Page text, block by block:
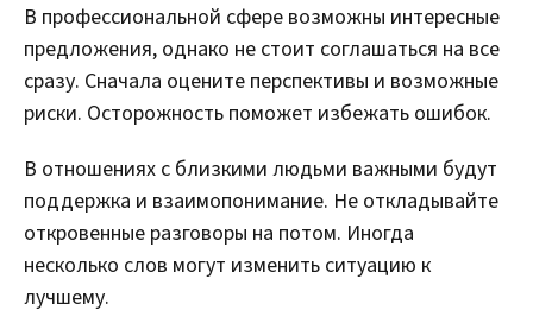
В профессиональной сфере возможны интересные
предложения, однако не стоит соглашаться на все
сразу. Сначала оцените перспективы и возможные
риски. Осторожность поможет избежать ошибок.
В отношениях с близкими людьми важными будут
поддержка и взаимопонимание. Не откладывайте
откровенные разговоры на потом. Иногда
несколько слов могут изменить ситуацию к
лучшему.